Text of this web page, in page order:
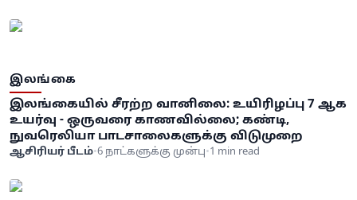
இலங்கை
இலங்கையில் சீரற்ற வானிலை: உயிரிழப்பு 7 ஆக
உயர்வு - ஒருவரை காணவில்லை; கண்டி,
நுவரெலியா பாடசாலைகளுக்கு விடுமுறை
ஆசிரியர் பீடம்•6 நாட்களுக்கு முன்பு•1 min read